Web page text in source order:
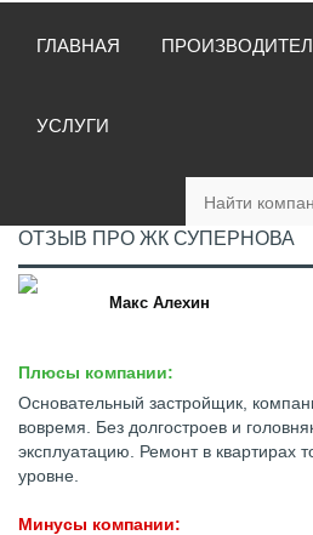
ГЛАВНАЯ
УСЛУГИ
ОТЗЫВ ПРО ЖК СУПЕРНОВА
Макс Алехин
Плюсы компании:
Основательный застройщик,
вовремя. Без долгостроев и
эксплуатацию. Ремонт в
уровне.
Минусы компании: